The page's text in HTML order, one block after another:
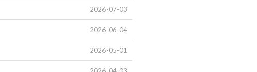
2026-07-03
2026-06-04
2026-05-01